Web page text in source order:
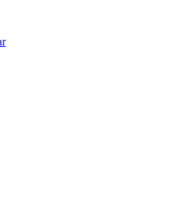
zu